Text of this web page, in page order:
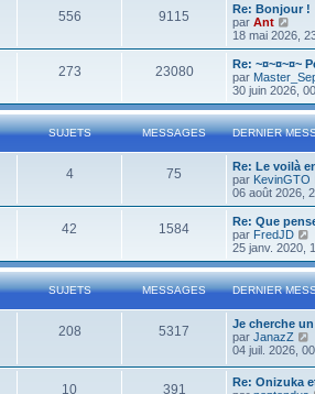
556 9115
Re: Bonjour !
par Ant
o
i
r
l
e
e
r
n
i
e
r
m
e
s
s
a
g
e
18 mai 2026,
273 23080
Re: ~¤~¤~¤~
par
30 juin 2026,
SUJETS MESSAGES DERNIER
4 75
Re: Le voilà
par KevinGTO
06 août 2026,
42 1584
Re: Que
par FredJD
i
r
l
e
i
r
25 janv. 2020,
SUJETS MESSAGES DERNIER
208 5317
Je cherche
par JanazZ
l
04 juil. 2026,
10 391
Re: Onizuka